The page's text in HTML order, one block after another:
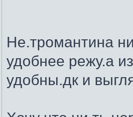
Не.тромантина
удобнее режу.а
удобны.дк и